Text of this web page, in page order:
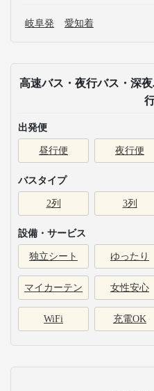
岐阜発 愛知着
高速バス・夜行バス・深
出発便
昼行便 夜行便
バスタイプ
2列 3列
設備・サービス
独立シート ゆったり
マイカーテン 女性安心
WiFi 充電OK